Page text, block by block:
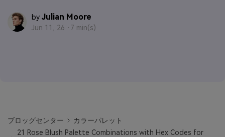
by Julian Moore
Jun 11, 26 · 7 min(s)
ブロッグセンター
カラーパレット
21 Rose Blush Palette Combinations with Hex Codes for